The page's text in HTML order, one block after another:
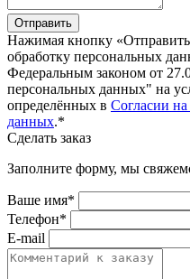
Отправить
Нажимая кнопку
обработку персональных
Федеральным законом от
персональных данных" на
определённых в Согласии
данных.*
Сделать заказ
Заполните форму, мы
Ваше имя*
Телефон*
E-mail